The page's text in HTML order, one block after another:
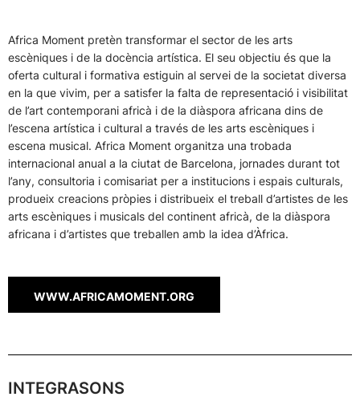
Africa Moment pretèn transformar el sector de les arts
escèniques i de la docència artística. El seu objectiu és que la
oferta cultural i formativa estiguin al servei de la societat diversa
en la que vivim, per a satisfer la falta de representació i visibilitat
de l’art contemporani africà i de la diàspora africana dins de
l’escena artística i cultural a través de les arts escèniques i
escena musical. Africa Moment organitza una trobada
internacional anual a la ciutat de Barcelona, jornades durant tot
l’any, consultoria i comisariat per a institucions i espais culturals,
produeix creacions pròpies i distribueix el treball d’artistes de les
arts escèniques i musicals del continent africà, de la diàspora
africana i d’artistes que treballen amb la idea d’Àfrica.
WWW.AFRICAMOMENT.ORG
INTEGRASONS